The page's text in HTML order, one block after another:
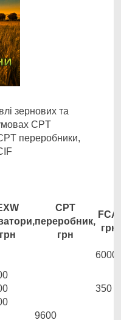
зернових та
CPT
переробники,
грн
CPT
переробник,
грн
FCA,
грн
6000
350
9600